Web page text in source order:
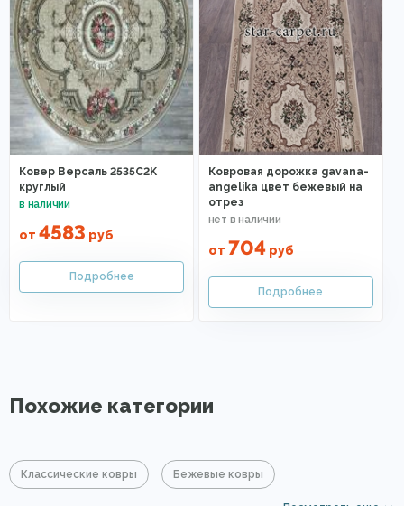
Ковер Версаль 2535C2K
круглый
от 4583 руб
Ковровая дорожка gavana-
angelika цвет бежевый на
отрез
от 704руб
Похожие категории
Классические ковры Бежевые ковры